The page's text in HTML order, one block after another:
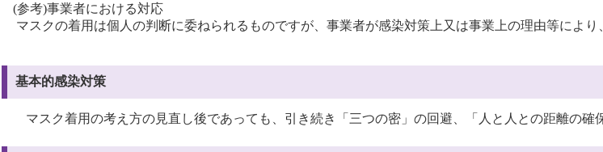
(参考)事業者における対応
マスクの着用は個人の判断に委ねられるものですが、事業者が感染対策上又は事業上の理由等によ
基本的感染対策
マスク着用の考え方の見直し後であっても、引き続き「三つの密」の回避、「人と人との距離の